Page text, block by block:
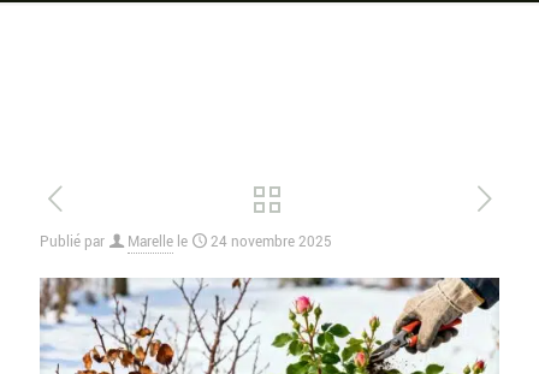
Publié par Marelle le 24 novembre 2025